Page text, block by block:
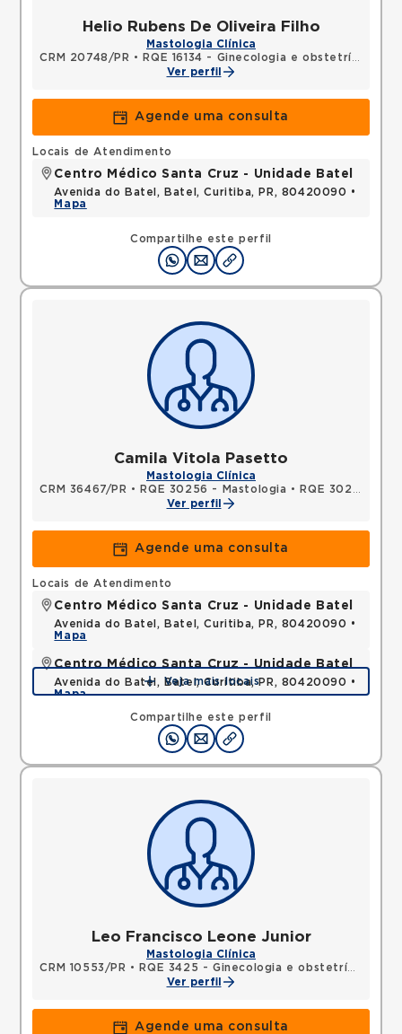
Helio Rubens De Oliveira Filho
Mastologia Clínica
CRM 20748/PR • RQE 16134 - Ginecologia e obstetrícia
Ver perfil
Agende uma consulta
Compartilhe este perfil
Locais de Atendimento
Centro Médico Santa Cruz - Unidade Batel
Avenida do Batel, Batel, Curitiba, PR, 80420090 •
Mapa
Camila Vitola Pasetto
Mastologia Clínica
CRM 36467/PR • RQE 30256 - Mastologia •
RQE 30257 - Ginecologia e obstetrícia
Ver perfil
Agende uma consulta
Compartilhe este perfil
Locais de Atendimento
Centro Médico Santa Cruz - Unidade Batel
Avenida do Batel, Batel, Curitiba, PR, 80420090 •
Mapa
Centro Médico Santa Cruz - Unidade Batel
Avenida do Batel, Batel, Curitiba, PR, 80420090 •
Mapa
Veja mais locais
Leo Francisco Leone Junior
Mastologia Clínica
CRM 10553/PR • RQE 3425 - Ginecologia e obstetrícia
Ver perfil
Agende uma consulta